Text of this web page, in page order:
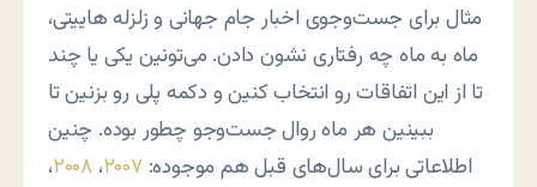
مثال برای جست‌وجوی اخبار جام جهانی و زلزله هاییتی،
ماه به ماه چه رفتاری نشون دادن. می‌تونین یکی یا چند
تا از این اتفاقات رو انتخاب کنین و دکمه پلی رو بزنین تا
ببینین هر ماه روال جست‌وجو چطور بوده. چنین
اطلاعاتی برای سال‌های قبل هم موجوده:۲۰۰۷، ۲۰۰۸،